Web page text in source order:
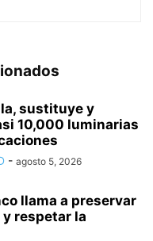
sustituye y
10,000 luminarias
- agosto 5, 2026
llama a preservar
respetar la